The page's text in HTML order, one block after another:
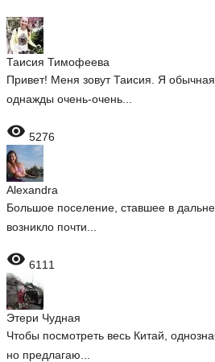
Таисия Тимофеева
Привет! Меня зовут Таисия. Я
однажды очень-очень...
 5276
Alexandra
Большое поселение, ставшее в
возникло почти...
 6111
Этери Чудная
Чтобы посмотреть весь Китай,
но предлагаю...